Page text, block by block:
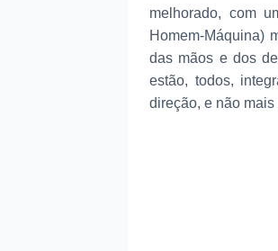
melhorado, com
Homem-Máquina)
das mãos e dos
estão, todos,
direção, e não mais